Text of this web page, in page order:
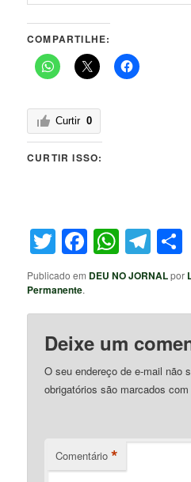
COMPARTILHE:
Curtir 0
CURTIR ISSO:
Twitter
Facebook
Publicado em DEU NO JORNALpor
Permanente.
Deixe um
O seu endereço de e-mail não
obrigatórios são marcados
Comentário *